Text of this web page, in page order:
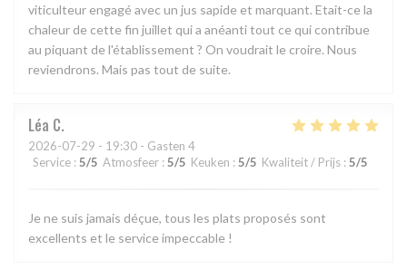
viticulteur engagé avec un jus sapide et marquant. Etait-ce la
chaleur de cette fin juillet qui a anéanti tout ce qui contribue
au piquant de l'établissement ? On voudrait le croire. Nous
reviendrons. Mais pas tout de suite.
Léa C
2026-07-29 - 19:30 - Gasten 4
Service : 5/5 Atmosfeer : 5/5 Keuken : 5/5 Kwaliteit / Prijs : 5/5
Je ne suis jamais déçue, tous les plats proposés sont
excellents et le service impeccable !